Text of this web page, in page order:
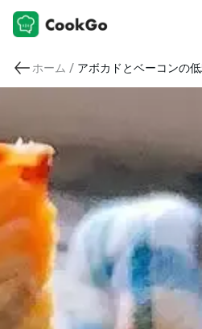
ホーム / アボカドとベーコンの